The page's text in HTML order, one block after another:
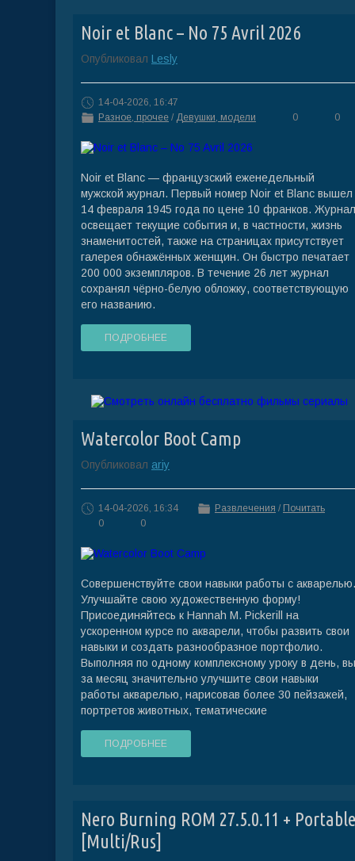
Noir et Blanc – No 75 Avril 2026
Опубликовал Lesly
14-04-2026, 16:47
Разное, прочее / Девушки, модели 0 0
Noir et Blanc — французский еженедельный
мужской журнал. Первый номер Noir et Blanc вышел
14 февраля 1945 года по цене 10 франков. Журнал
освещает текущие события и, в частности, жизнь
знаменитостей, также на страницах присутствует
галерея обнажённых женщин. Он быстро печатает
200 000 экземпляров. В течение 26 лет журнал
сохранял чёрно-белую обложку, соответствующую
его названию.
ПОДРОБНЕЕ
Watercolor Boot Camp
Опубликовал ariy
14-04-2026, 16:34 Развлечения / Почитать
0
0
Совершенствуйте свои навыки работы с акварелью.
Улучшайте свою художественную форму!
Присоединяйтесь к Hannah M. Pickerill на
ускоренном курсе по акварели, чтобы развить свои
навыки и создать разнообразное портфолио.
Выполняя по одному комплексному уроку в день, вы
за месяц значительно улучшите свои навыки
работы акварелью, нарисовав более 30 пейзажей,
портретов животных, тематические
ПОДРОБНЕЕ
Nero Burning ROM 27.5.0.11 + Portable
[Multi/Rus]